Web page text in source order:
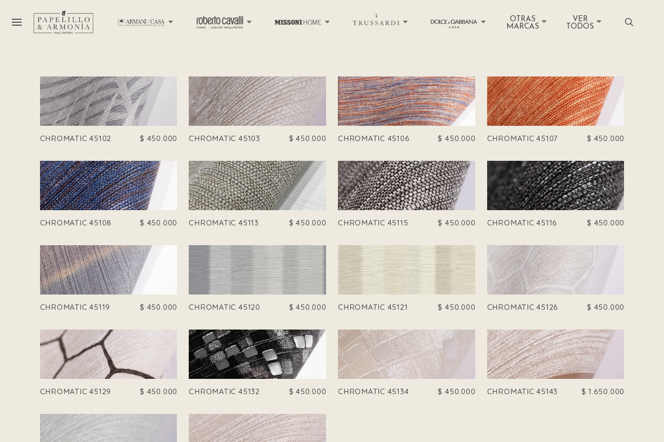
OTRAS
MARCAS
VER
TODOS
CHROMATIC 45102 $ 450.000 CHROMATIC 45103 $ 450.000 CHROMATIC 45106 $ 450.000 CHROMATIC 45107 $ 450.000
CHROMATIC 45108 $ 450.000 CHROMATIC 45113 $ 450.000 CHROMATIC 45115 $ 450.000 CHROMATIC 45116 $ 450.000
CHROMATIC 45119 $ 450.000 CHROMATIC 45120 $ 450.000 CHROMATIC 45121 $ 450.000 CHROMATIC 45126 $ 450.000
CHROMATIC 45129 $ 450.000 CHROMATIC 45132 $ 450.000 CHROMATIC 45134 $ 450.000 CHROMATIC 45143 $ 1.650.000